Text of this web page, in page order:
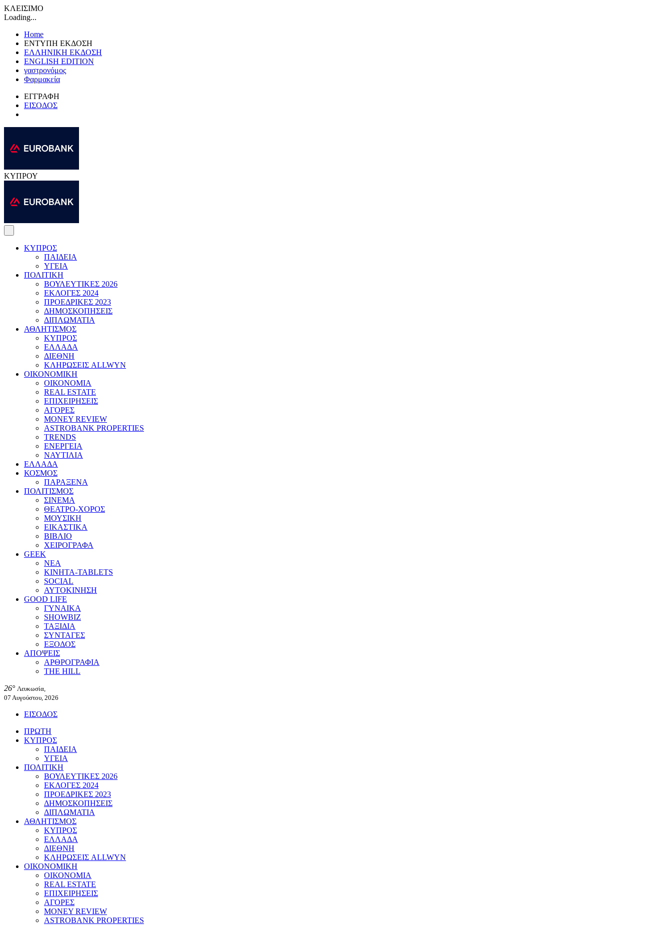
ΚΛΕΙΣΙΜΟ
Loading...
Home
ΕΝΤΥΠΗ ΕΚΔΟΣΗ
ΕΛΛΗΝΙΚΗ ΕΚΔΟΣΗ
ENGLISH EDITION
γαστρονόμος
Φαρμακεία
ΕΓΓΡΑΦΗ
ΕΙΣΟΔΟΣ
ΚΥΠΡΟΥ
ΚΥΠΡΟΣ
ΠΑΙΔΕΙΑ
ΥΓΕΙΑ
ΠΟΛΙΤΙΚΗ
ΒΟΥΛΕΥΤΙΚΕΣ 2026
ΕΚΛΟΓΕΣ 2024
ΠΡΟΕΔΡΙΚΕΣ 2023
ΔΗΜΟΣΚΟΠΗΣΕΙΣ
ΔΙΠΛΩΜΑΤΙΑ
ΑΘΛΗΤΙΣΜΟΣ
ΚΥΠΡΟΣ
ΕΛΛΑΔΑ
ΔΙΕΘΝΗ
ΚΛΗΡΩΣΕΙΣ ALLWYN
ΟΙΚΟΝΟΜΙΚΗ
ΟΙΚΟΝΟΜΙΑ
REAL ESTATE
ΕΠΙΧΕΙΡΗΣΕΙΣ
ΑΓΟΡΕΣ
MONEY REVIEW
ASTROBANK PROPERTIES
TRENDS
ΕΝΕΡΓΕΙΑ
ΝΑΥΤΙΛΙΑ
ΕΛΛΑΔΑ
ΚΟΣΜΟΣ
ΠΑΡΑΞΕΝΑ
ΠΟΛΙΤΙΣΜΟΣ
ΣΙΝΕΜΑ
ΘΕΑΤΡΟ-ΧΟΡΟΣ
ΜΟΥΣΙΚΗ
ΕΙΚΑΣΤΙΚΑ
ΒΙΒΛΙΟ
ΧΕΙΡΟΓΡΑΦΑ
GEEK
ΝΕΑ
ΚΙΝΗΤΑ-TABLETS
SOCIAL
ΑΥΤΟΚΙΝΗΣΗ
GOOD LIFE
ΓΥΝΑΙΚΑ
SHOWBIZ
ΤΑΞΙΔΙΑ
ΣΥΝΤΑΓΕΣ
ΕΞΟΔΟΣ
ΑΠΟΨΕΙΣ
ΑΡΘΡΟΓΡΑΦΙΑ
THE HILL
26° Λευκωσία,
07 Αυγούστου, 2026
ΕΙΣΟΔΟΣ
ΠΡΩΤΗ
ΚΥΠΡΟΣ
ΠΑΙΔΕΙΑ
ΥΓΕΙΑ
ΠΟΛΙΤΙΚΗ
ΒΟΥΛΕΥΤΙΚΕΣ 2026
ΕΚΛΟΓΕΣ 2024
ΠΡΟΕΔΡΙΚΕΣ 2023
ΔΗΜΟΣΚΟΠΗΣΕΙΣ
ΔΙΠΛΩΜΑΤΙΑ
ΑΘΛΗΤΙΣΜΟΣ
ΚΥΠΡΟΣ
ΕΛΛΑΔΑ
ΔΙΕΘΝΗ
ΚΛΗΡΩΣΕΙΣ ALLWYN
ΟΙΚΟΝΟΜΙΚΗ
ΟΙΚΟΝΟΜΙΑ
REAL ESTATE
ΕΠΙΧΕΙΡΗΣΕΙΣ
ΑΓΟΡΕΣ
MONEY REVIEW
ASTROBANK PROPERTIES